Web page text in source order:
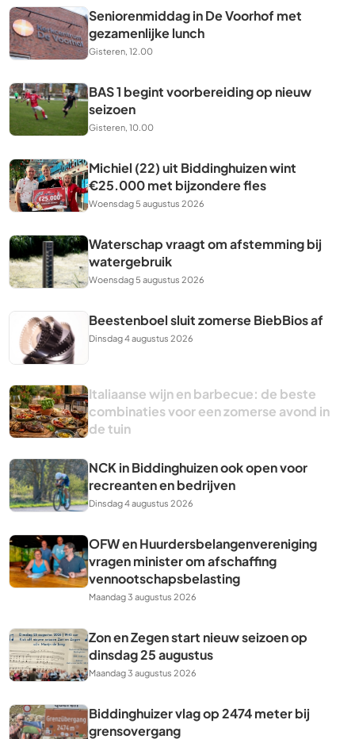
Seniorenmiddag in De Voorhof met
gezamenlijke lunch
Gisteren, 12.00
BAS 1 begint voorbereiding op nieuw
seizoen
Gisteren, 10.00
Michiel (22) uit Biddinghuizen wint
€25.000 met bijzondere fles
Woensdag 5 augustus 2026
Waterschap vraagt om afstemming bij
watergebruik
Woensdag 5 augustus 2026
Beestenboel sluit zomerse BiebBios af
Dinsdag 4 augustus 2026
Italiaanse wijn en barbecue: de beste
combinaties voor een zomerse avond in
de tuin
NCK in Biddinghuizen ook open voor
recreanten en bedrijven
Dinsdag 4 augustus 2026
OFW en Huurdersbelangenvereniging
vragen minister om afschaffing
vennootschapsbelasting
Maandag 3 augustus 2026
Zon en Zegen start nieuw seizoen op
dinsdag 25 augustus
Maandag 3 augustus 2026
Biddinghuizer vlag op 2474 meter bij
grensovergang